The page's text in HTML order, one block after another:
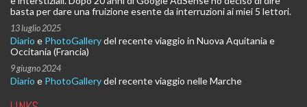
basta per dare una fruizione esente da interruzioni ai miei 5 lettori.
13 luglio 2025
Diario e PhotoGallerydel recente viaggio in Nuova Aquitania e
Occitania (Francia)
9 giugno 2024
Diario e PhotoGallerydel recente viaggio nelle Marche